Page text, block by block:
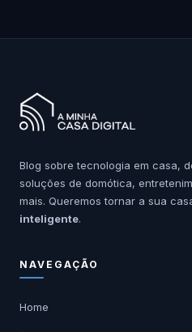
Blog sobre tecnologia em casa,
soluções de domótica,
mais. Queremos tornar a sua
inteligente.
NAVEGAÇÃO
Home